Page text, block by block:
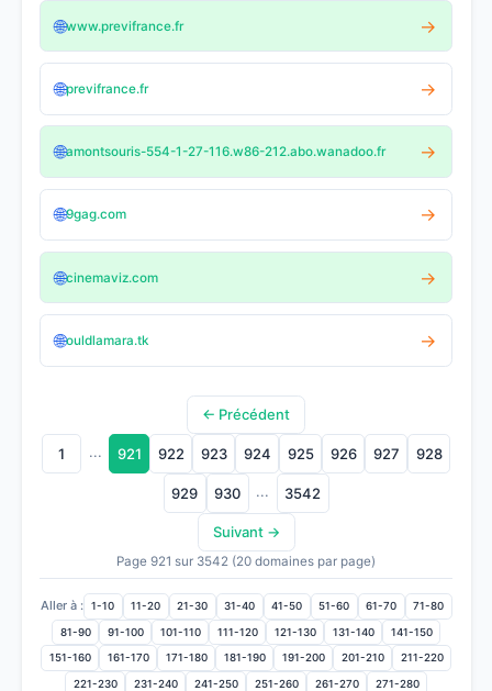
🌐www.previfrance.fr →
🌐previfrance.fr →
🌐amontsouris-554-1-27-116.w86-212.abo.wanadoo.fr →
🌐9gag.com →
🌐cinemaviz.com →
🌐ouldlamara.tk →
← Précédent
1 ... 921 922 923 924 925 926 927 928
929 930 ... 3542
Suivant →
Page 921 sur 3542 (20 domaines par page)
Aller à : 1-10 11-20 21-30 31-40 41-50 51-60 61-70 71-80
81-90 91-100 101-110 111-120 121-130 131-140 141-150
151-160 161-170 171-180 181-190 191-200 201-210 211-220
221-230 231-240 241-250 251-260 261-270 271-280